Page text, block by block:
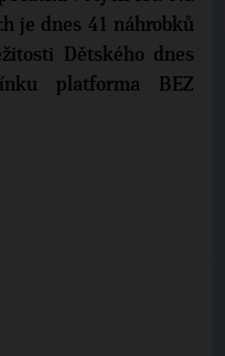
je dnes 41 náhrobků
Dětského dnes
platforma BEZ